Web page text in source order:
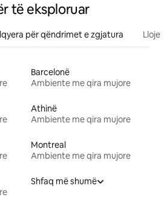
të eksploruar
për qëndrimet e zgjatura
Barcelonë
Ambiente me qira mujore
Athinë
Ambiente me qira mujore
Montreal
Ambiente me qira mujore
Shfaq më shumë